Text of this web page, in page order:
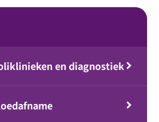
en diagnostiek